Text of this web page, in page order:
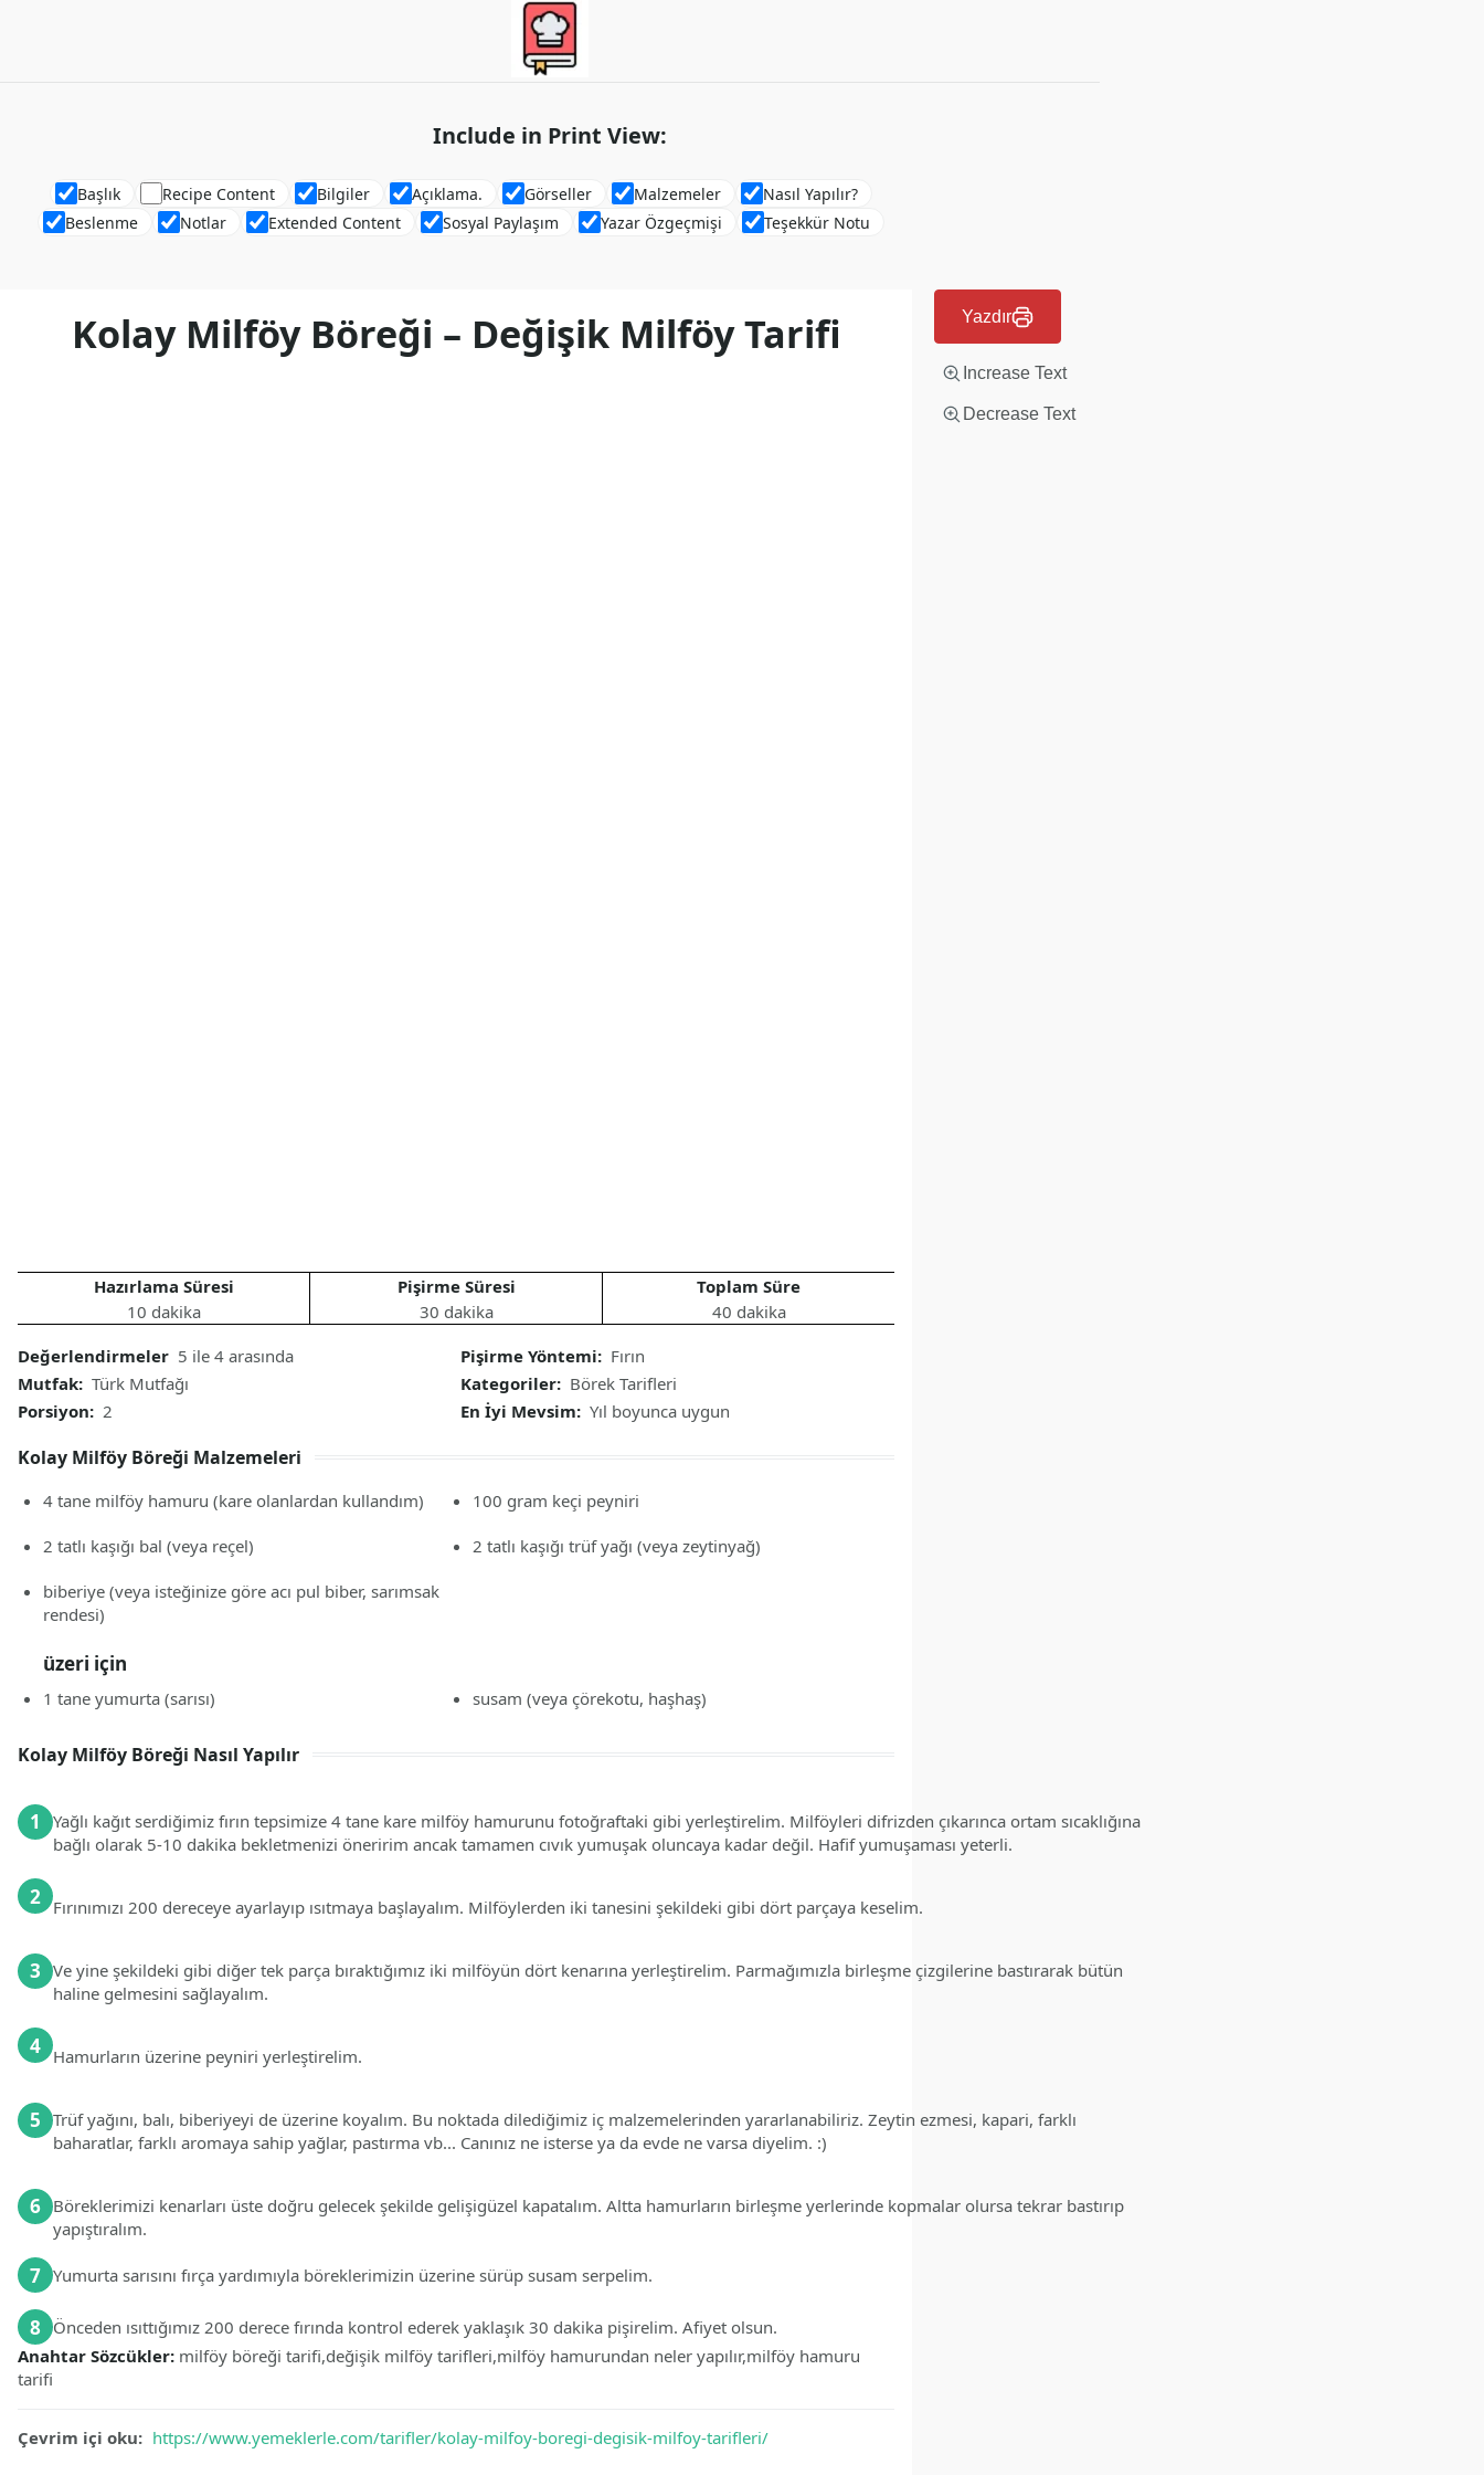
Include in Print View:
Başlık Recipe Content Bilgiler Açıklama. Görseller Malzemeler
Nasıl Yapılır?
Beslenme
Notlar Extended Content Sosyal Paylaşım Yazar Özgeçmişi Teşekkür Notu
Yazdır
Increase Text
Decrease Text
Kolay Milföy Böreği – Değişik Milföy Tarifi
Hazırlama Süresi
10 dakika
Pişirme Süresi
30 dakika
Toplam Süre
40 dakika
Değerlendirmeler 5 ile 4 arasında Pişirme Yöntemi: Fırın
Mutfak: Türk Mutfağı Kategoriler: Börek Tarifleri
Porsiyon: 2 En İyi Mevsim: Yıl boyunca uygun
Kolay Milföy Böreği Malzemeleri
4 tanemilföy hamuru (kare olanlardan kullandım) 100 gram keçi peyniri
2 tatlı kaşığı bal (veya reçel) 2 tatlı kaşığı trüf yağı(veya zeytinyağ)
biberiye (veya isteğinize göre acı pul biber, sarımsak
rendesi)
üzeri için
1 taneyumurta (sarısı) susam(veya çörekotu, haşhaş)
Kolay Milföy Böreği Nasıl Yapılır
1
Yağlı kağıt serdiğimiz fırın tepsimize 4 tane kare milföy hamurunu fotoğraftaki gibi yerleştirelim. Milföyleri difrizden çıkarınca ortam sıcaklığına
bağlı olarak 5-10 dakika bekletmenizi öneririm ancak tamamen cıvık yumuşak oluncaya kadar değil. Hafif yumuşaması yeterli.
2 Fırınımızı 200 dereceye ayarlayıp ısıtmaya başlayalım. Milföylerden iki tanesini şekildeki gibi dört parçaya keselim.
3 Ve yine şekildeki gibi diğer tek parça bıraktığımız iki milföyün dört kenarına yerleştirelim. Parmağımızla birleşme çizgilerine bastırarak bütün
haline gelmesini sağlayalım.
4 Hamurların üzerine peyniri yerleştirelim.
5 Trüf yağını, balı, biberiyeyi de üzerine koyalım. Bu noktada dilediğimiz iç malzemelerinden yararlanabiliriz. Zeytin ezmesi, kapari, farklı
baharatlar, farklı aromaya sahip yağlar, pastırma vb... Canınız ne isterse ya da evde ne varsa diyelim. :)
6 Böreklerimizi kenarları üste doğru gelecek şekilde gelişigüzel kapatalım. Altta hamurların birleşme yerlerinde kopmalar olursa tekrar bastırıp
yapıştıralım.
7 Yumurta sarısını fırça yardımıyla böreklerimizin üzerine sürüp susam serpelim.
8 Önceden ısıttığımız 200 derece fırında kontrol ederek yaklaşık 30 dakika pişirelim. Afiyet olsun.
Anahtar Sözcükler: milföy böreği tarifi,değişik milföy tarifleri,milföy hamurundan neler yapılır,milföy hamuru
tarifi
Çevrim içi oku: https://www.yemeklerle.com/tarifler/kolay-milfoy-boregi-degisik-milfoy-tarifleri/